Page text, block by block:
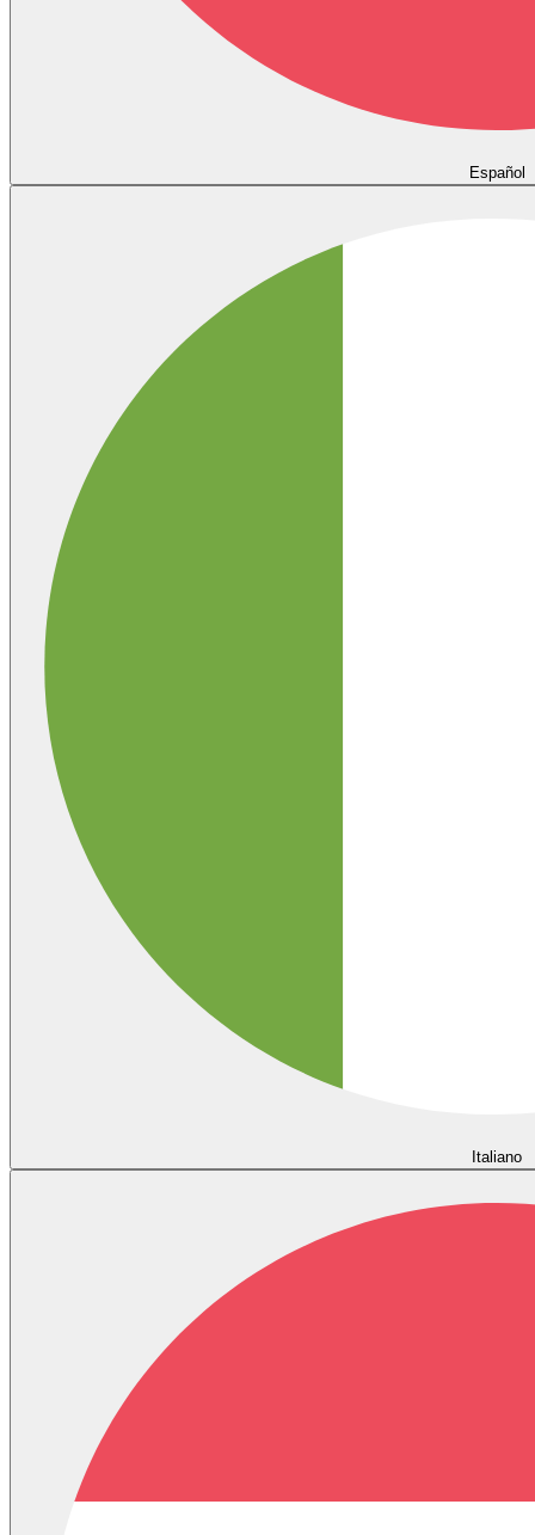
Español
Italiano